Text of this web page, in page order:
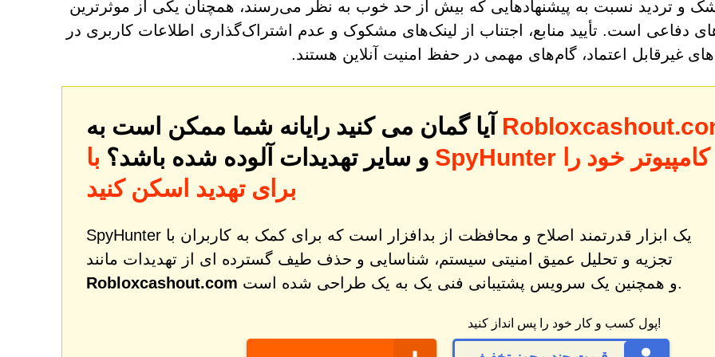
و تردید نسبت به پیشنهادهایی که بیش از حد خوب به نظر می‌رسند، همچنان یکی از موثرترین
دفاعی است. تأیید منابع، اجتناب از لینک‌های مشکوک و عدم اشتراک‌گذاری اطلاعات کاربری در
غیرقابل اعتماد، گام‌های مهمی در حفظ امنیت آنلاین هستند.
و سایر تهدیدات آلوده شده باشد؟ با SpyHunter کامپیوتر خود را
برای تهدید اسکن کنید
SpyHunter یک ابزار قدرتمند اصلاح و محافظت از بدافزار است که برای کمک به کاربران با
تجزیه و تحلیل عمیق امنیتی سیستم، شناسایی و حذف طیف گسترده ای از تهدیدات مانند
Robloxcashout.com
و همچنین یک سرویس پشتیبانی فنی یک به یک طراحی شده است.
پول کسب و کار خود را پس انداز کنید!